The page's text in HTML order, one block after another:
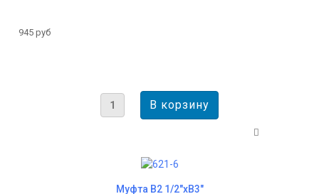
945 руб
Муфта B2 1/2"xВ3"